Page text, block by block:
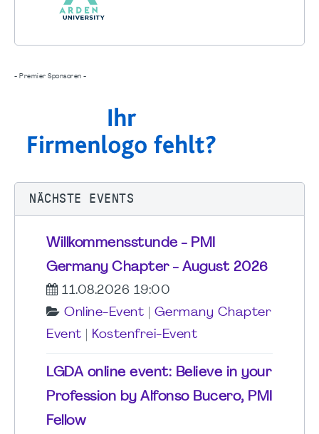
- Premier Sponsoren -
NÄCHSTE EVENTS
Willkommensstunde - PMI
Germany Chapter - August 2026
11.08.2026 19:00
Online-Event
Germany Chapter
Event
Kostenfrei-Event
LGDA online event: Believe in your
Profession by Alfonso Bucero, PMI
Fellow